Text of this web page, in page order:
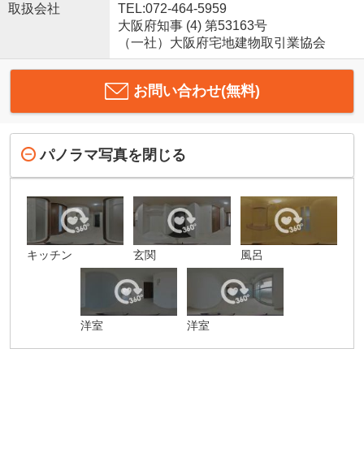
取扱会社
TEL:072-464-5959
大阪府知事 (4) 第53163号
（一社）大阪府宅地建物取引業協会
お問い合わせ(無料)
パノラマ写真を閉じる
キッチン 玄関 風呂
洋室 洋室